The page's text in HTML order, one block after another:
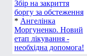
Збір на закриття
боргу за обстеження
* Ангелінка
Моргуненко. Новий
етап лікування -
необхідна допомога!